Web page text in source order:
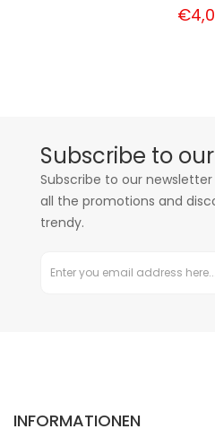
Subscribe to
Subscribe to our
all the promotions and
trendy.
INFORMATIONEN